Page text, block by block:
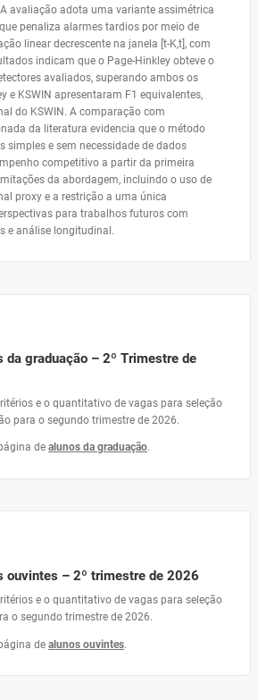
avaliação adota uma variante assimétrica
penaliza alarmes tardios por meio de
linear decrescente na janela [t-K,t], com
indicam que o Page-Hinkley obteve o
avaliados, superando ambos os
e KSWIN apresentaram F1 equivalentes,
do KSWIN. A comparação com
da literatura evidencia que o método
simples e sem necessidade de dados
competitivo a partir da primeira
da abordagem, incluindo o uso de
proxy e a restrição a uma única
para trabalhos futuros com
e análise longitudinal.
da graduação – 2º Trimestre de
e o quantitativo de vagas para seleção
para o segundo trimestre de 2026.
de alunos da graduação.
ouvintes – 2º trimestre de 2026
e o quantitativo de vagas para seleção
o segundo trimestre de 2026.
de alunos ouvintes.